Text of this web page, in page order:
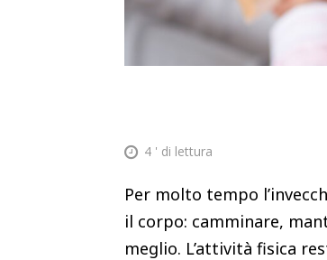
4 ' di lettura
Per molto tempo
il corpo: camminare,
meglio. L’attività fisica